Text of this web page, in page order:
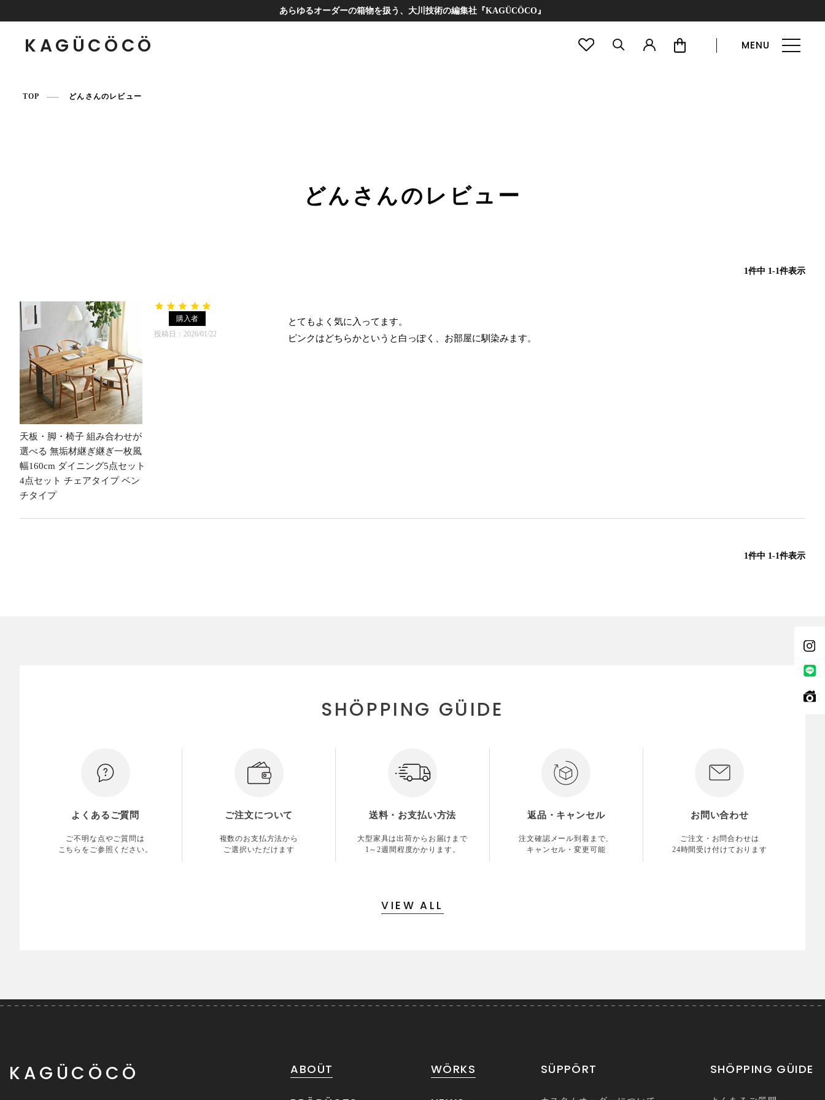
あらゆるオーダーの箱物を扱う、大川技術の編集社『KAGÜCÖCO』
KAGÜCÖCÖ MENU
TOP どんさんのレビュー
どんさんのレビュー
1件中 1-1件表示
天板・脚・椅子 組み合わせが
選べる 無垢材継ぎ継ぎ一枚風
幅160cm ダイニング5点セット
4点セット チェアタイプ ベン
チタイプ
購入者
投稿日
2026/01/22
とてもよく気に入ってます。
ピンクはどちらかというと白っぽく、お部屋に馴染みます。
1件中 1-1件表示
SHÖPPING GÜIDE
よくあるご質問
ご不明な点やご質問は
こちらをご参照ください。
ご注文について
複数のお支払方法から
ご選択いただけます
送料・お支払い方法
大型家具は出荷からお届けまで
1～2週間程度かかります。
返品・キャンセル
注文確認メール到着まで、
キャンセル・変更可能
お問い合わせ
ご注文・お問合わせは
24時間受け付けております
VIEW ALL
KAGÜCÖCÖ ABOÜT WÖRKS SÜPPÖRT SHÖPPING GÜIDE